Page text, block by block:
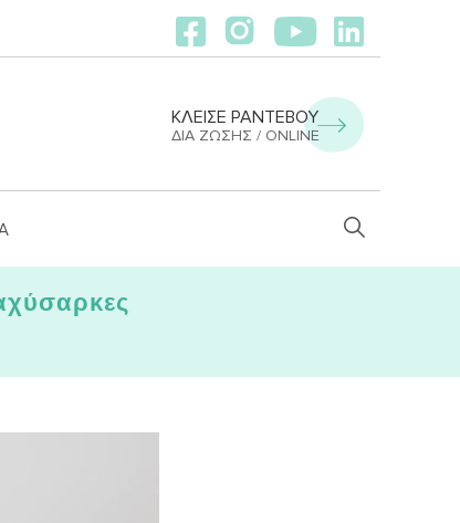
ΚΛΕΙΣΕ ΡΑΝΤΕΒΟΥ
ΔΙΑ ΖΏΣΗΣ / ONLINE